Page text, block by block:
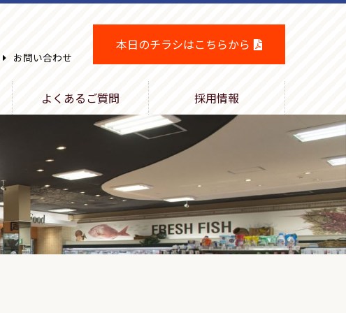
本日のチラシはこちらから
お問い合わせ
よくあるご質問 採用情報